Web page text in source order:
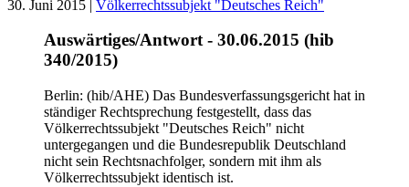
30. Juni 2015 | Völkerrechtssubjekt "Deutsches Reich"
Auswärtiges/Antwort - 30.06.2015 (hib
340/2015)
Berlin: (hib/AHE) Das Bundesverfassungsgericht hat in
ständiger Rechtsprechung festgestellt, dass das
Völkerrechtssubjekt "Deutsches Reich" nicht
untergegangen und die Bundesrepublik Deutschland
nicht sein Rechtsnachfolger, sondern mit ihm als
Völkerrechtssubjekt identisch ist.